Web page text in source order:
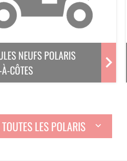
NEUFS POLARIS
CÔTES
VOIR TOUTES LES POLARIS